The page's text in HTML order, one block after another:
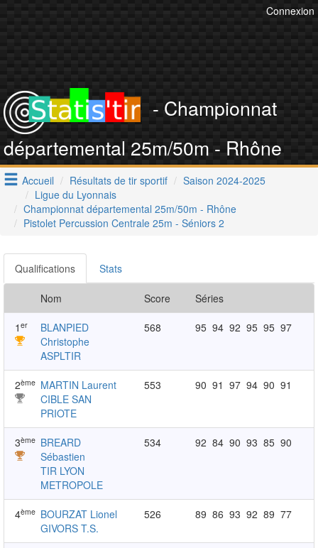
Connexion
- Championnat
départemental 25m/50m - Rhône
Accueil Résultats de tir sportif
Saison 2024-2025
Ligue du Lyonnais
Championnat départemental 25m/50m - Rhône
Pistolet Percussion Centrale 25m - Séniors 2
Qualifications Stats
Nom Score Séries
1 er
BLANPIED
Christophe
ASPLTIR
568 95 94 92 95 95 97
2ème MARTIN Laurent
CIBLE SAN
PRIOTE
553 90 91 97 94 90 91
3ème BREARD
Sébastien
TIR LYON
METROPOLE
534 92 84 90 93 85 90
4ème BOURZAT Lionel
GIVORS T.S.
526 89 86 93 92 89 77